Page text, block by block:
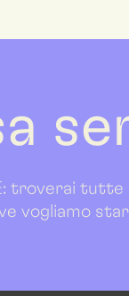
troverai tutte
vogliamo